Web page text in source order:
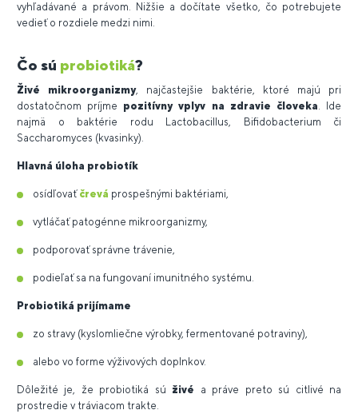
vyhľadávané a právom. Nižšie a dočítate všetko, čo potrebujete
vedieť o rozdiele medzi nimi.
Čo sú probiotiká?
Živé mikroorganizmy, najčastejšie baktérie, ktoré majú pri
dostatočnom príjme pozitívny vplyv na zdravie človeka . Ide
najmä o baktérie rodu Lactobacillus, Bifidobacterium či
Saccharomyces (kvasinky).
Hlavná úloha probiotík
osídľovať črevá prospešnými baktériami,
vytláčať patogénne mikroorganizmy,
podporovať správne trávenie,
podieľať sa na fungovaní imunitného systému.
Probiotiká prijímame
zo stravy (kyslomliečne výrobky, fermentované potraviny),
alebo vo forme výživových doplnkov.
Dôležité je, že probiotiká sú živé a práve preto sú citlivé na
prostredie v tráviacom trakte.